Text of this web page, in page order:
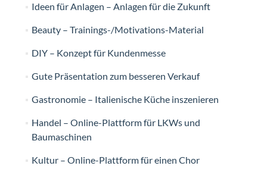
Ideen für Anlagen – Anlagen für die Zukunft
Beauty – Trainings-/Motivations-Material
DIY – Konzept für Kundenmesse
Gute Präsentation zum besseren Verkauf
Gastronomie – Italienische Küche inszenieren
Handel – Online-Plattform für LKWs und
Baumaschinen
Kultur – Online-Plattform für einen Chor